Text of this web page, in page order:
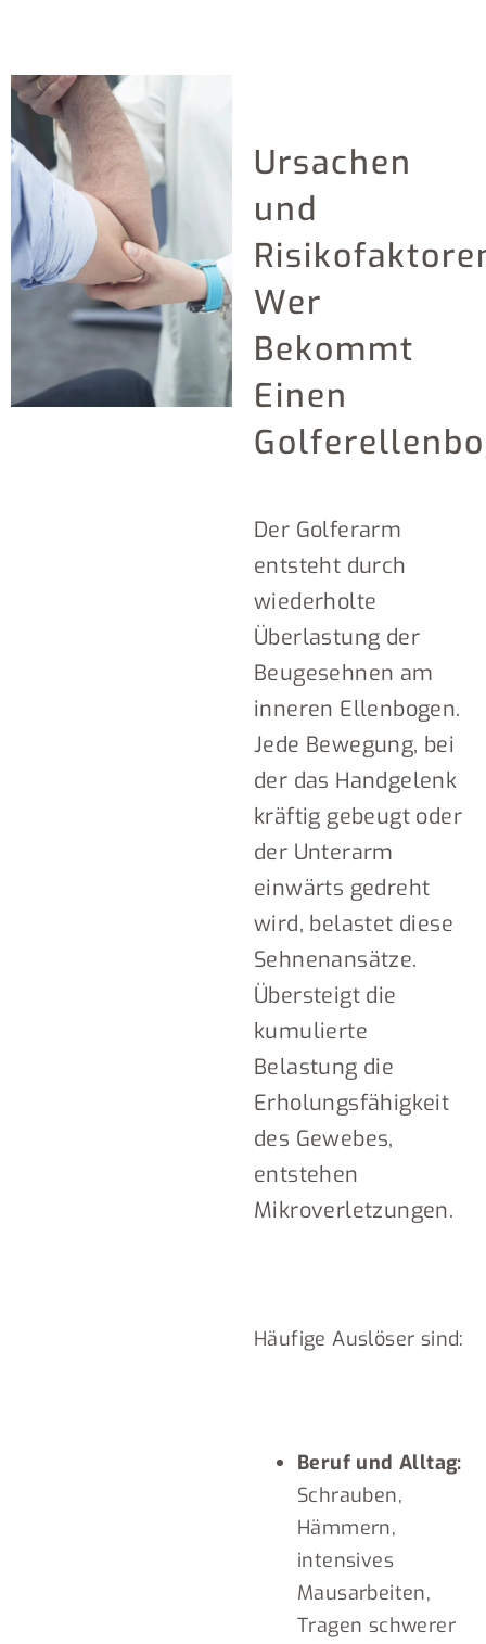
Ursachen
und
Wer
Bekommt
Einen
Der Golferarm
entsteht durch
wiederholte
Überlastung der
Beugesehnen am
inneren Ellenbogen.
Jede Bewegung, bei
der das Handgelenk
kräftig gebeugt oder
der Unterarm
einwärts gedreht
wird, belastet diese
Sehnenansätze.
Übersteigt die
kumulierte
Belastung die
Erholungsfähigkeit
des Gewebes,
entstehen
Mikroverletzungen.
Häufige Auslöser sind:
Beruf und Alltag:
Schrauben,
Hämmern,
intensives
Mausarbeiten,
Tragen schwerer